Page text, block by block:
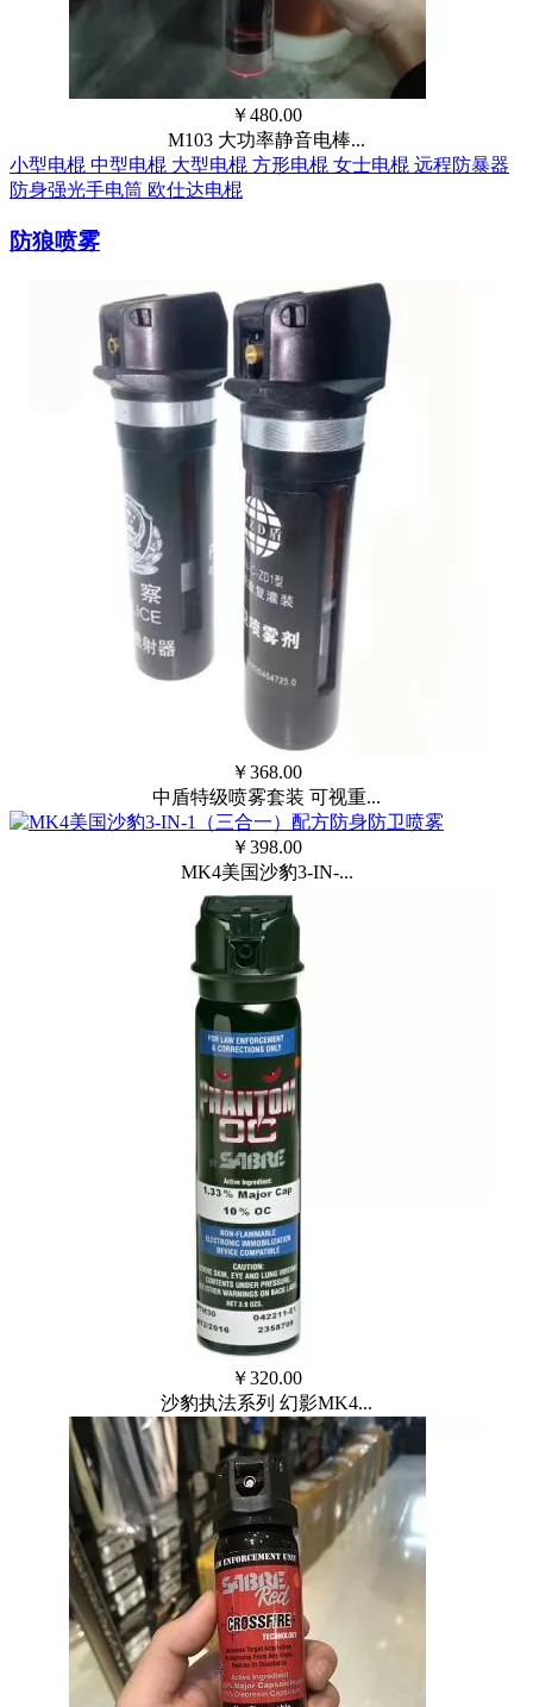
￥480.00
M103 大功率静音电棒...
小型电棍 中型电棍 大型电棍 方形电棍 女士电棍 远程防暴器
防身强光手电筒 欧仕达电棍
防狼喷雾
￥368.00
中盾特级喷雾套装 可视重...
￥398.00
MK4美国沙豹3-IN-...
￥320.00
沙豹执法系列 幻影MK4...